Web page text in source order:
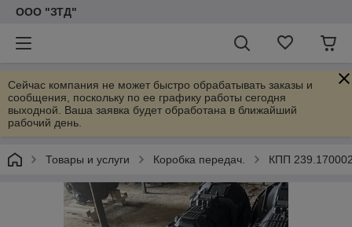
ООО "ЗТД"
Сейчас компания не может быстро обрабатывать заказы и
сообщения, поскольку по ее графику работы сегодня
выходной. Ваша заявка будет обработана в ближайший
рабочий день.
Товары и услуги Коробка передач. КПП